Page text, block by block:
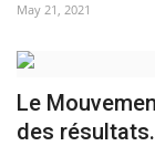
Contact
Forum
Héritage de
May 21, 2021
Le
des